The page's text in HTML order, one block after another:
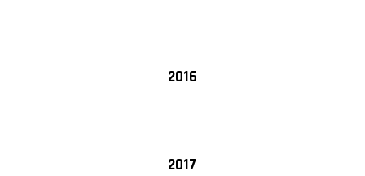
2016
2017